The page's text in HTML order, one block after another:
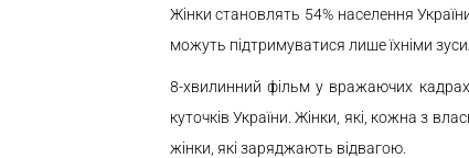
Жінки становлять 54% населення
можуть підтримуватися лише їхніми
8-хвилинний фільм у вражаючих кадрах
куточків України. Жінки, які, кожна з
жінки, які заряджають відвагою.